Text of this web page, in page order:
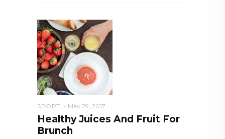
SPORT May 29, 2017
Healthy Juices And Fruit For
Brunch